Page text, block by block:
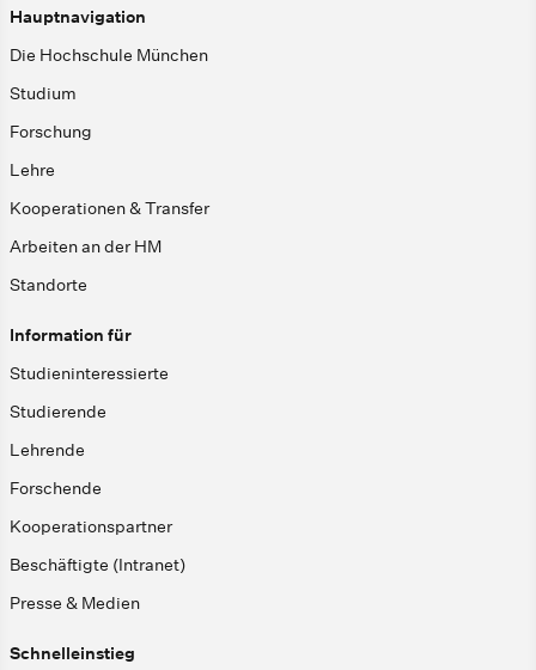
Hauptnavigation
Die Hochschule München
Studium
Forschung
Lehre
Kooperationen & Transfer
Arbeiten an der HM
Standorte
Information für
Studieninteressierte
Studierende
Lehrende
Forschende
Kooperationspartner
Beschäftigte (Intranet)
Presse & Medien
Schnelleinstieg